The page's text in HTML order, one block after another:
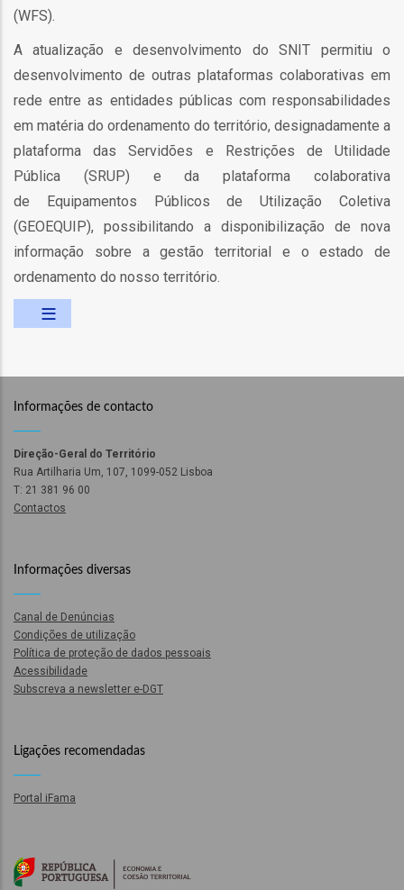
(WFS).
A atualização e desenvolvimento do SNIT permitiu o
desenvolvimento de outras plataformas colaborativas em
rede entre as entidades públicas com responsabilidades
em matéria do ordenamento do território, designadamente a
plataforma das Servidões e Restrições de Utilidade
Pública (SRUP) e da plataforma colaborativa
de Equipamentos Públicos de Utilização Coletiva
(GEOEQUIP), possibilitando a disponibilização de nova
informação sobre a gestão territorial e o estado de
ordenamento do nosso território.
Informações de contacto
Direção-Geral do Território
Rua Artilharia Um, 107, 1099-052 Lisboa
T: 21 381 96 00
Contactos
Informações diversas
Canal de Denúncias
Condições de utilização
Política de proteção de dados pessoais
Acessibilidade
Subscreva a newsletter e-DGT
Ligações recomendadas
Portal iFama